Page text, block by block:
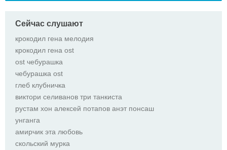
Сейчас слушают
крокодил гена мелодия
крокодил гена ost
ost чебурашка
чебурашка ost
глеб клубничка
виктори селиванов три танкиста
рустам хон алексей потапов анэт понсаш
унганга
амирчик эта любовь
скольский мурка